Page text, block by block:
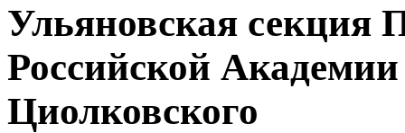
Ульяновская секция
Российской
Циолковского